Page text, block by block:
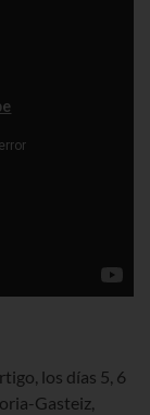
los días 5, 6
Gasteiz,